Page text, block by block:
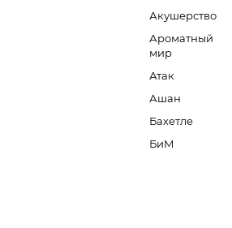
Акушерство
Ароматный
мир
Атак
Ашан
Бахетле
БиМ